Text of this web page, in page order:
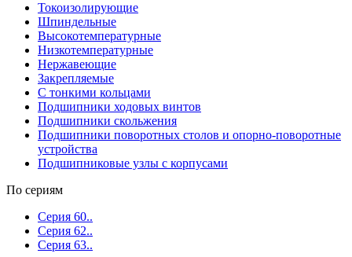
Токоизолирующие
Шпиндельные
Высокотемпературные
Низкотемпературные
Нержавеющие
Закрепляемые
С тонкими кольцами
Подшипники ходовых винтов
Подшипники скольжения
Подшипники поворотных столов и опорно-поворотные
устройства
Подшипниковые узлы с корпусами
По сериям
Серия 60..
Серия 62..
Серия 63..